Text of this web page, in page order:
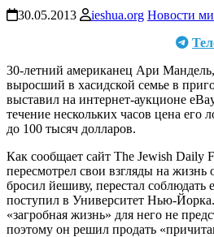
30.05.2013 ieshua.org Новости
30-летний американец Ари
выросший в хасидской семье в
выставил на интернет-аукционе
течение нескольких часов цена его
до 100 тысяч долларов.
Как сообщает сайт The Jewish Daily
пересмотрел свои взгляды на жизнь
бросил йешиву, перестал соблюдать
поступил в Университет Нью-
«загробная жизнь» для него не
поэтому он решил продать